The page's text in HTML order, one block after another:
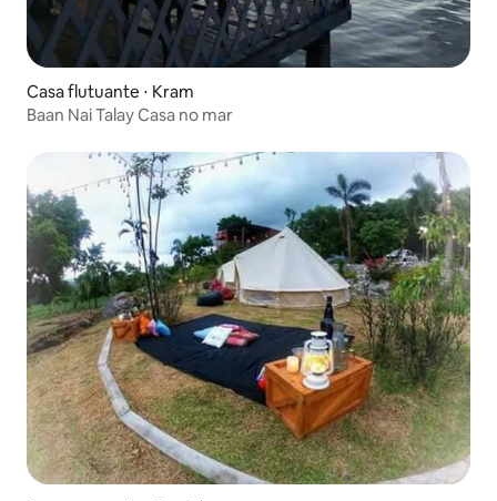
Casa flutuante ⋅ Kram
Baan Nai Talay Casa no mar